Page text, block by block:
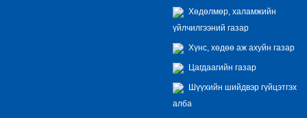
Хөдөлмөр, халамжийн
үйлчилгээний газар
Хүнс, хөдөө аж ахуйн газар
Цагдаагийн газар
Шүүхийн шийдвэр гүйцэтгэх
алба